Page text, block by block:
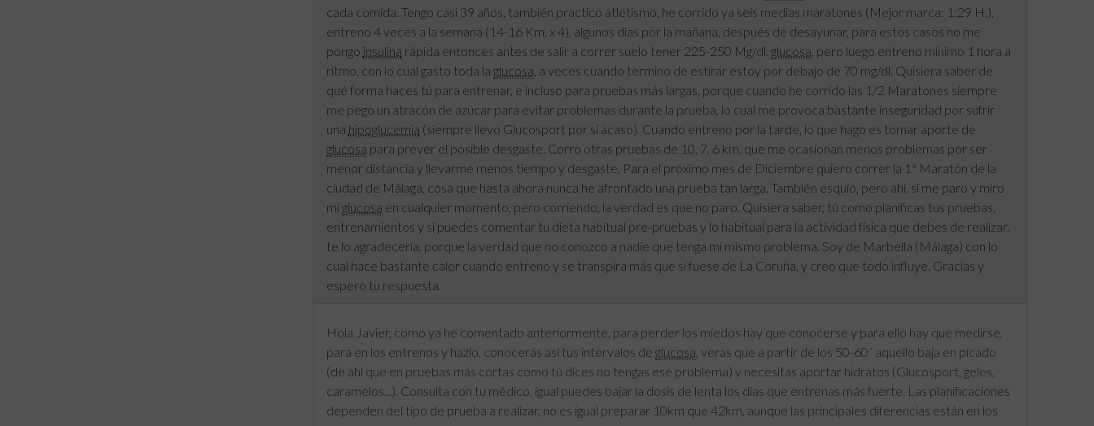
cada comida. Tengo casi 39 años, también practico atletismo, he corrido ya seis medias maratones (Mejor marca: 1:29 H.),
entreno 4 veces a la semana (14-16 Km. x 4), algunos días por la mañana, después de desayunar, para estos casos no me
pongo insulina rápida entonces antes de salir a correr suelo tener 225-250 Mg/dl. glucosa , pero luego entreno mínimo 1 hora a
ritmo, con lo cual gasto toda la glucosa , a veces cuando termino de estirar estoy por debajo de 70 mg/dl. Quisiera saber de
qué forma haces tú para entrenar, e incluso para pruebas más largas, porque cuando he corrido las 1/2 Maratones siempre
me pego un atracón de azúcar para evitar problemas durante la prueba, lo cual me provoca bastante inseguridad por sufrir
una hipoglucemia (siempre llevo Glucosport por si acaso). Cuando entreno por la tarde, lo que hago es tomar aporte de
glucosa para prever el posible desgaste. Corro otras pruebas de 10, 7, 6 km. que me ocasionan menos problemas por ser
menor distancia y llevarme menos tiempo y desgaste. Para el próximo mes de Diciembre quiero correr la 1ª Maratón de la
ciudad de Málaga, cosa que hasta ahora nunca he afrontado una prueba tan larga. También esquío, pero ahí, sí me paro y miro
miglucosa en cualquier momento, pero corriendo, la verdad es que no paro. Quisiera saber, tú como planificas tus pruebas,
entrenamientos y si puedes comentar tu dieta habitual pre-pruebas y lo habitual para la actividad física que debes de realizar,
te lo agradecería, porque la verdad que no conozco a nadie que tenga mi mismo problema. Soy de Marbella (Málaga) con lo
cual hace bastante calor cuando entreno y se transpira más que si fuese de La Coruña, y creo que todo influye. Gracias y
espero tu respuesta.
Hola Javier, como ya he comentado anteriormente, para perder los miedos hay que conocerse y para ello hay que medirse,
para en los entrenos y hazlo, conocerás así tus intervalos de glucosa , veras que a partir de los 50-60´ aquello baja en picado
(de ahí que en pruebas más cortas como tú dices no tengas ese problema) y necesitas aportar hidratos (Glucosport, geles,
caramelos...). Consulta con tu médico, igual puedes bajar la dosis de lenta los días que entrenas más fuerte. Las planificaciones
dependen del tipo de prueba a realizar, no es igual preparar 10km que 42km, aunque las principales diferencias están en los